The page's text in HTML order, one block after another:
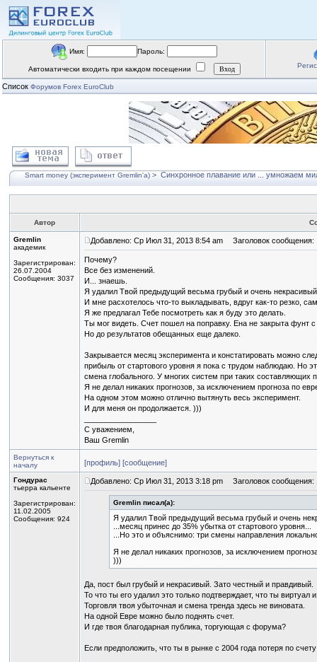
Имя: Пароль:
Автоматически входить при каждом посещении
Список Форумов Forex EuroClub
Smart money (эксперимент Gremlin'a) > Синхронное плавание или ... умножаем
Автор
Gremlin
академик
Зарегистрирован:
26.07.2004
Сообщения: 3037
Добавлено: Ср Июл 31, 2013 8:54 am Заголовок сообщения:
Почему?
Все без изменений.
И... знаешь.
Я удалил Твой предыдущий весьма грубый и очень
И мне расхотелось что-то выкладывать, вдруг как-то резко,
Я же предлагал Тебе посмотреть как я буду это делать.
Ты мог видеть. Счет пошел на поправку. Ена не закрыта фунт
Но до результатов обещанных еще далеко.
Закрывается месяц эксперимента и констатировать можно
прибыль от стартового уровня я пока с трудом наблюдаю. Но
смена глобального. У многих систем при таких
Я не делал никаких прогнозов, за исключением прогноза по
На одном этом можно отлично вытянуть весь эксперимент.
И для меня он продолжается. )))
С уважением,
Ваш Gremlin
Вернуться к
началу
[профиль] [сообщение]
Гондурас
тьерра кальенте
Зарегистрирован:
11.02.2005
Сообщения: 924
Добавлено: Ср Июл 31, 2013 3:18 pm Заголовок сообщения:
Gremlin писал(а):
Я удалил Твой предыдущий весьма грубый и очень
...месяц принес до 35% убытка от стартового уровня...
...Но это и объяснимо: три смены направления
Я не делал никаких прогнозов, за исключением
)))
Да, пост был грубый и некрасивый. Зато честный и правдивый.
То что ты его удалил это только подтверждает, что ты виртуал
Торговля твоя убыточная и смена тренда здесь не виновата.
На одной Евре можно было поднять счет.
И где твоя благодарная публика, торгующая с форума?
Если предположить, что ты в рынке с 2004 года потеря по